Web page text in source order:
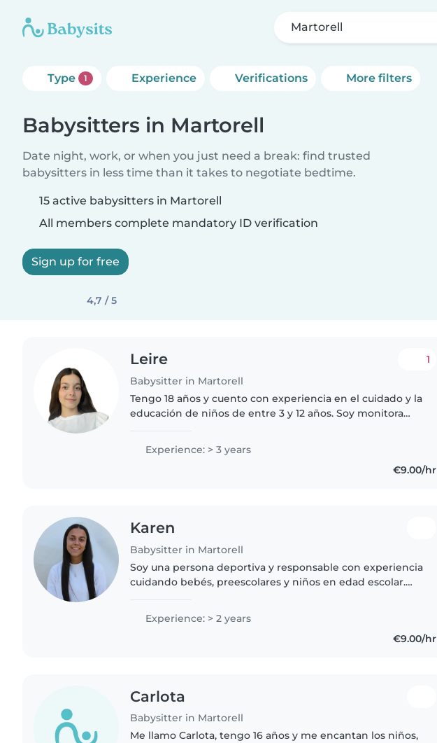
Martorell
Type 1 Experience Verifications More filters
Babysitters in Martorell
Date night, work, or when you just need a break: find trusted
babysitters in less time than it takes to negotiate bedtime.
15 active babysitters in Martorell
All members complete mandatory ID verification
Sign up for free
4,7 / 5
Leire
Babysitter in Martorell
1
Tengo 18 años y cuento con experiencia en el cuidado y la
educación de niños de entre 3 y 12 años. Soy monitora
de verano..
Experience: > 3 years
€9.00/hr
Karen
Babysitter in Martorell
Soy una persona deportiva y responsable con experiencia
cuidando bebés, preescolares y niños en edad escolar.
Experience: > 2 years
€9.00/hr
Carlota
Babysitter in Martorell
Me llamo Carlota, tengo 16 años y me encantan los niños,